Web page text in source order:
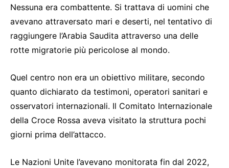
Nessuna era combattente. Si trattava di uomini che
avevano attraversato mari e deserti, nel tentativo di
raggiungere l’Arabia Saudita attraverso una delle
rotte migratorie più pericolose al mondo.
Quel centro non era un obiettivo militare, secondo
quanto dichiarato da testimoni, operatori sanitari e
osservatori internazionali. Il Comitato Internazionale
della Croce Rossa aveva visitato la struttura pochi
giorni prima dell’attacco.
Le Nazioni Unite l’avevano monitorata fin dal 2022,